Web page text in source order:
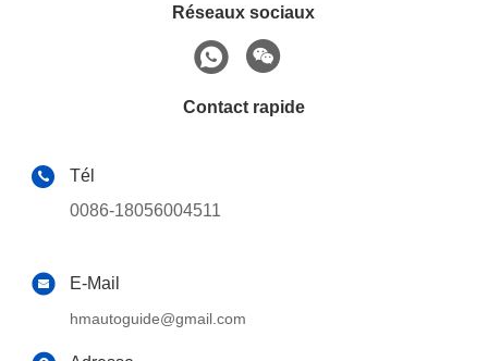
Réseaux sociaux
Contact rapide
Tél
0086-18056004511
E-Mail
hmautoguide@gmail.com